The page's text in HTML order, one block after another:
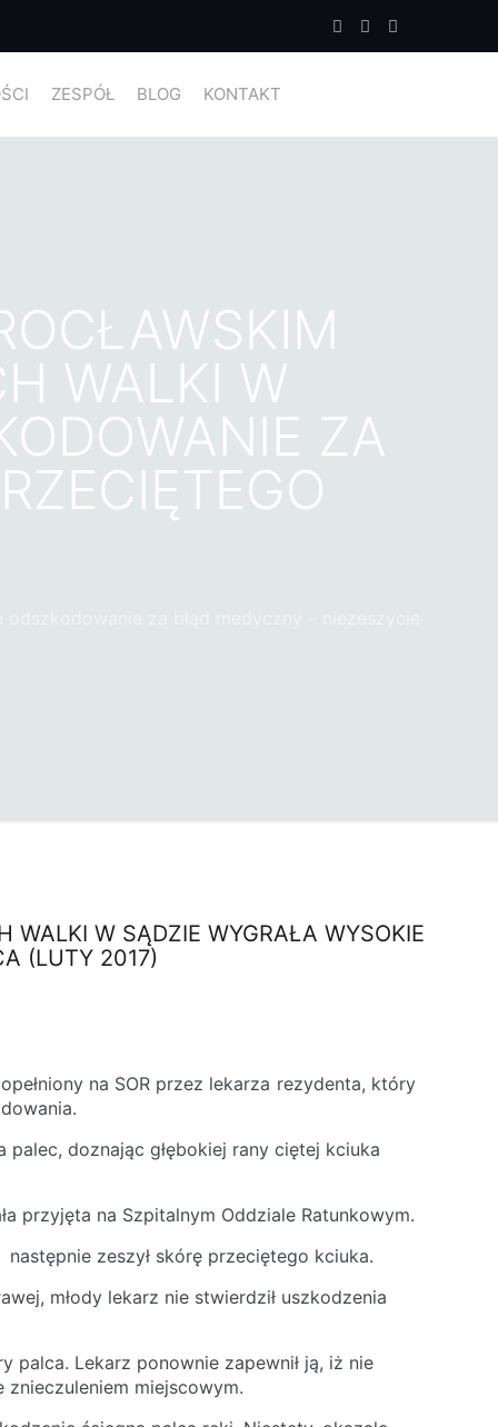
ZESPÓŁ BLOG KONTAKT
WALKI W
ZA
WALKI W SĄDZIE WYGRAŁA WYSOKIE
(LUTY 2017)
na SOR przez lekarza rezydenta, który
palec, doznając głębokiej rany ciętej kciuka
przyjęta na Szpitalnym Oddziale Ratunkowym.
zeszył skórę przeciętego kciuka.
młody lekarz nie stwierdził uszkodzenia
palca. Lekarz ponownie zapewnił ją, iż nie
miejscowym.